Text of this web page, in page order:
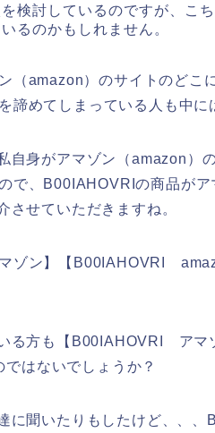
検討しているのですが、こち
るのかもしれません。
（amazon）のサイトのどこ
めてしまっている人も中に
自身がアマゾン（amazon）
で、B00IAHOVRIの商品が
させていただきますね。
ゾン】【B00IAHOVRI
る方も【B00IAHOVRI ア
はないでしょうか？
に聞いたりもしたけど、、、